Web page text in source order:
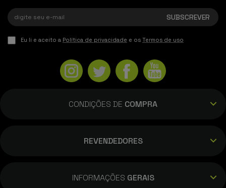
Eu li e aceito a Política de privacidade e os Termos de uso
CONDIÇÕES DE COMPRA
REVENDEDORES
INFORMAÇÕES GERAIS